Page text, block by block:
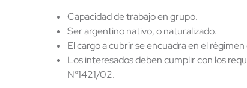
Capacidad de trabajo en grupo.
Ser argentino nativo, o naturalizado.
El cargo a cubrir se encuadra en el
Los interesados deben cumplir con los
N°1421/02.